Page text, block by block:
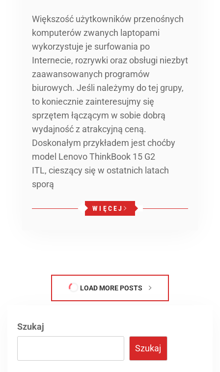
Większość użytkowników przenośnych
komputerów zwanych laptopami
wykorzystuje je surfowania po
Internecie, rozrywki oraz obsługi niezbyt
zaawansowanych programów
biurowych. Jeśli należymy do tej grupy,
to koniecznie zainteresujmy się
sprzętem łączącym w sobie dobrą
wydajność z atrakcyjną ceną.
Doskonałym przykładem jest choćby
model Lenovo ThinkBook 15 G2
ITL, cieszący się w ostatnich latach
sporą
WIĘCEJ
Szukaj